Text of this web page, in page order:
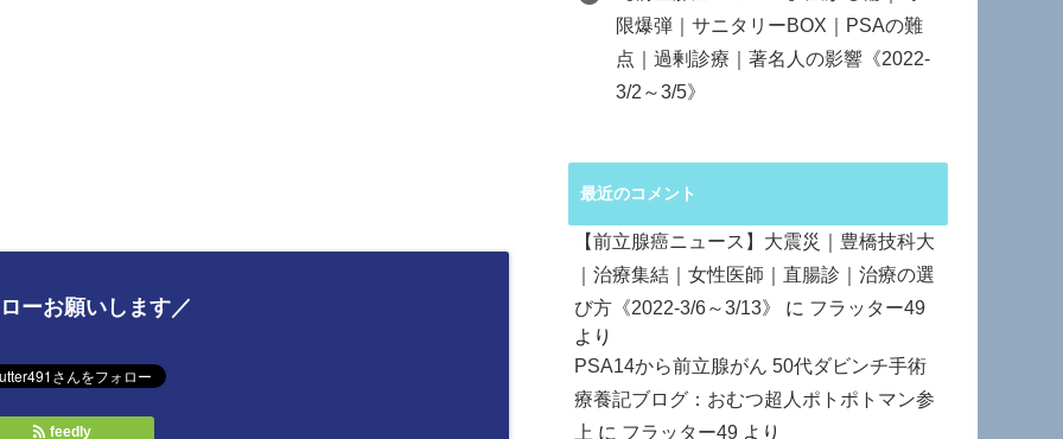
ーお願いします／
feedly
限爆弾｜サニタリーBOX｜PSAの難
点｜過剰診療｜著名人の影響《2022-
3/2～3/5》
最近のコメント
【前立腺癌ニュース】大震災｜豊橋技科大
｜治療集結｜女性医師｜直腸診｜治療の選
び方《2022-3/6～3/13》
に フラッター49
より
PSA14から前立腺がん 50代ダビンチ手術
療養記ブログ：おむつ超人ポトポトマン参
上 に フラッター49 より